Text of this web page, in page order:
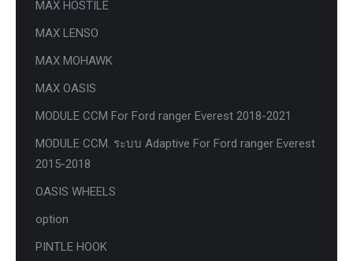
MAX HOSTILE
MAX LENSO
MAX MOHAWK
MAX OASIS
MODULE CCM For Ford ranger Everest 2018-2021
MODULE CCM. ระบบ Adaptive For Ford ranger Everest
2015-2018
OASIS WHEELS
option
PINTLE HOOK